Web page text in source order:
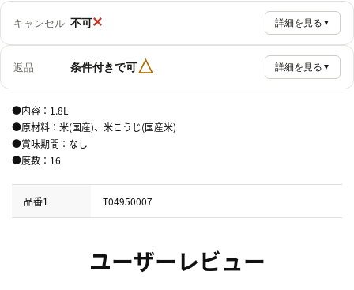
キャンセル 不可× 詳細を見る ▼
返品 条件付きで可△ 詳細を見る ▼
●内容：1.8L
●原材料：米(国産)、米こうじ(国産米)
●賞味期間：なし
●度数：16
品番1 T04950007
ユーザーレビュー